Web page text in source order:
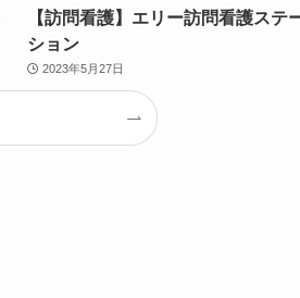
【訪問看護】エリー訪問看護ステ
ション
2023年5月27日